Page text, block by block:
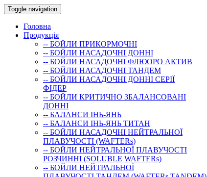
Toggle navigation
Головна
Продукція
-- БОЙЛИ ПРИКОРМОЧНI
-- БОЙЛИ НАСАДОЧНI ДОННI
-- БОЙЛИ НАСАДОЧНІ ФЛЮОРО АКТИВ
-- БОЙЛИ НАСАДОЧНІ ТАНДЕМ
-- БОЙЛИ НАСАДОЧНI ДОННI СЕРIÏ
ФIДЕР
-- БОЙЛИ КРИТИЧНО ЗБАЛАНСОВАНІ
ДОННІ
-- БАЛАНСИ ІНЬ-ЯНЬ
-- БАЛАНСИ ІНЬ-ЯНЬ ТИТАН
-- БОЙЛИ НАСАДОЧНI НЕЙТРАЛЬНОÏ
ПЛАВУЧОСТI (WAFTERs)
-- БОЙЛИ НЕЙТРАЛЬНОЇ ПЛАВУЧОСТІ
РОЗЧИННІ (SOLUBLE WAFTERs)
-- БОЙЛИ НЕЙТРАЛЬНОЇ